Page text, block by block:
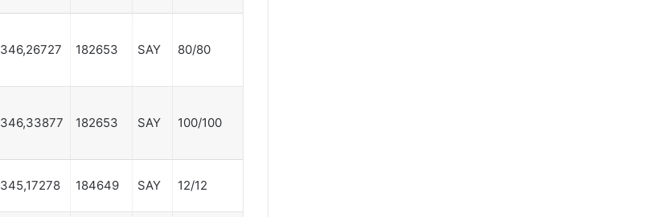
346,26727 182653 SAY 80/80
346,33877 182653 SAY 100/100
345,17278 184649 SAY 12/12